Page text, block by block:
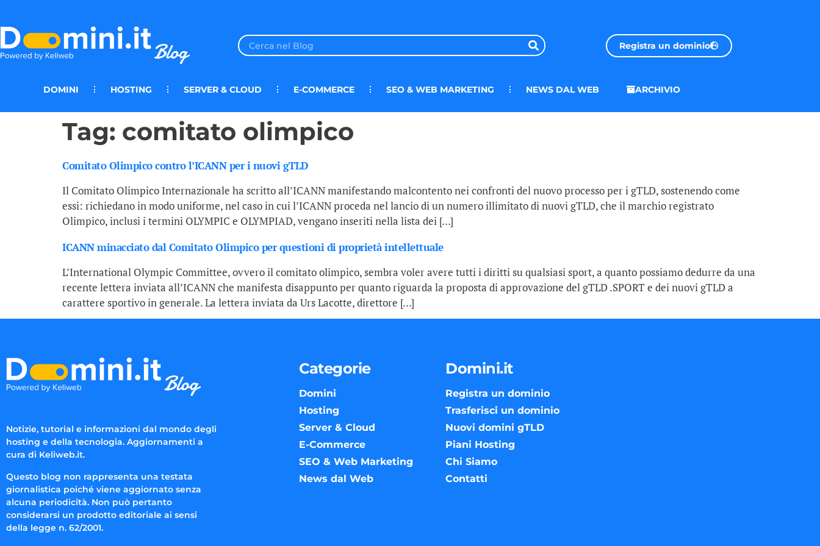
Registra un dominio
DOMINI HOSTING SERVER & CLOUD E-COMMERCE SEO & WEB MARKETING NEWS DAL WEB ARCHIVIO
Tag: comitato olimpico
Comitato Olimpico contro l’ICANN per i nuovi gTLD
Il Comitato Olimpico Internazionale ha scritto all’ICANN manifestando malcontento nei confronti del nuovo processo per i gTLD, sostenendo come
essi: richiedano in modo uniforme, nel caso in cui l’ICANN proceda nel lancio di un numero illimitato di nuovi gTLD, che il marchio registrato
Olimpico, inclusi i termini OLYMPIC e OLYMPIAD, vengano inseriti nella lista dei […]
ICANN minacciato dal Comitato Olimpico per questioni di proprietà intellettuale
L’International Olympic Committee, ovvero il comitato olimpico, sembra voler avere tutti i diritti su qualsiasi sport, a quanto possiamo dedurre da una
recente lettera inviata all’ICANN che manifesta disappunto per quanto riguarda la proposta di approvazione del gTLD .SPORT e dei nuovi gTLD a
carattere sportivo in generale. La lettera inviata da Urs Lacotte, direttore […]
Notizie, tutorial e informazioni dal mondo degli
hosting e della tecnologia. Aggiornamenti a
cura di Keliweb.it.
Questo blog non rappresenta una testata
giornalistica poiché viene aggiornato senza
alcuna periodicità. Non può pertanto
considerarsi un prodotto editoriale ai sensi
della legge n. 62/2001.
Categorie
Domini
Hosting
Server & Cloud
E-Commerce
SEO & Web Marketing
News dal Web
Domini.it
Registra un dominio
Trasferisci un dominio
Nuovi domini gTLD
Piani Hosting
Chi Siamo
Contatti